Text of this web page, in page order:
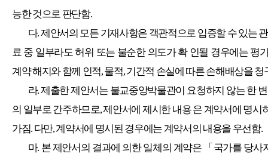
능한 것으로 판단함.
다.제안서의 모든 기재사항은 객관적으로 입증할 수 있는
료 중 일부라도 허위 또는 불순한 의도가 확 인될 경우에는 평
계약 해지와 함께 인적,물적,기간적 손실에 따른 손해배상을 청
라.제출한 제안서는 불교중앙박물관이 요청하지 않는 한
의 일부로 간주하므로,제안서에 제시한 내용 은 계약서에 명시
가짐. 다만,계약서에 명시된 경우에는 계약서의 내용을 우선함.
마. 본 제안서의 결과에 의한 일체의 계약은 「 국가를 당사